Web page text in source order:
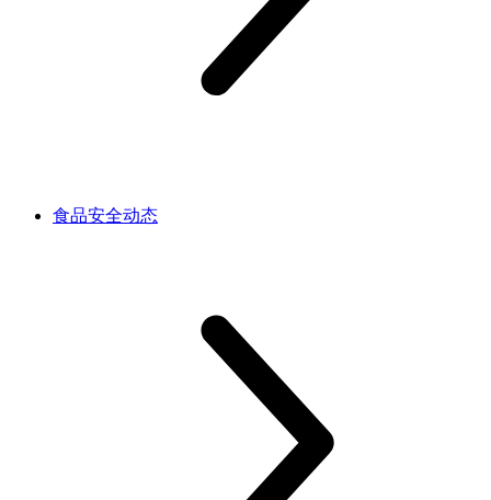
食品安全动态